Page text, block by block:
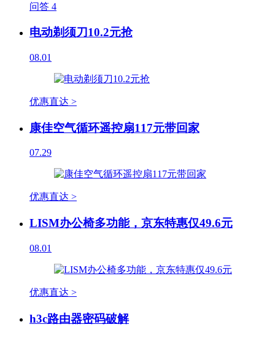
问答 4
电动剃须刀10.2元抢
08.01
优惠直达 >
康佳空气循环遥控扇117元带回家
07.29
优惠直达 >
LISM办公椅多功能，京东特惠仅49.6元
08.01
优惠直达 >
h3c路由器密码破解